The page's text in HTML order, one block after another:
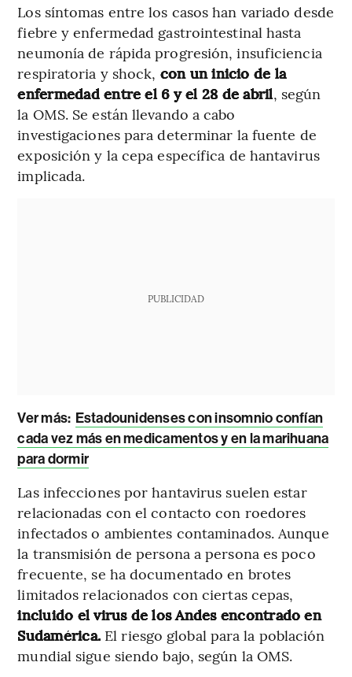
Los síntomas entre los casos han variado desde
fiebre y enfermedad gastrointestinal hasta
neumonía de rápida progresión, insuficiencia
respiratoria y shock, con un inicio de la
enfermedad entre el 6 y el 28 de abril, según
la OMS. Se están llevando a cabo
investigaciones para determinar la fuente de
exposición y la cepa específica de hantavirus
implicada.
PUBLICIDAD
Ver más: Estadounidenses con insomnio confían
cada vez más en medicamentos y en la marihuana
para dormir
Las infecciones por hantavirus suelen estar
relacionadas con el contacto con roedores
infectados o ambientes contaminados. Aunque
la transmisión de persona a persona es poco
frecuente, se ha documentado en brotes
limitados relacionados con ciertas cepas,
incluido el virus de los Andes encontrado en
Sudamérica. El riesgo global para la población
mundial sigue siendo bajo, según la OMS.